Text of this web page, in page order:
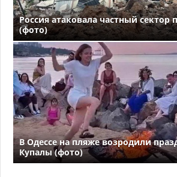
Россия атаковала частный сектор
(фото)
В Одессе на пляже возродили
Купалы (фото)